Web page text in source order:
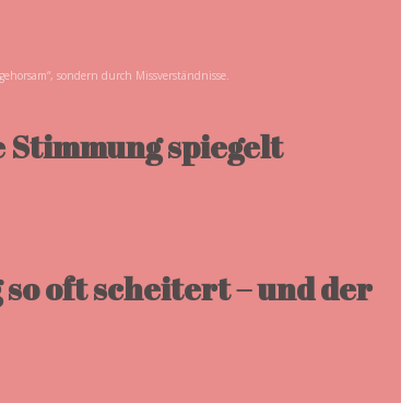
sondern durch Missverständnisse.
spiegelt
oft scheitert – und der